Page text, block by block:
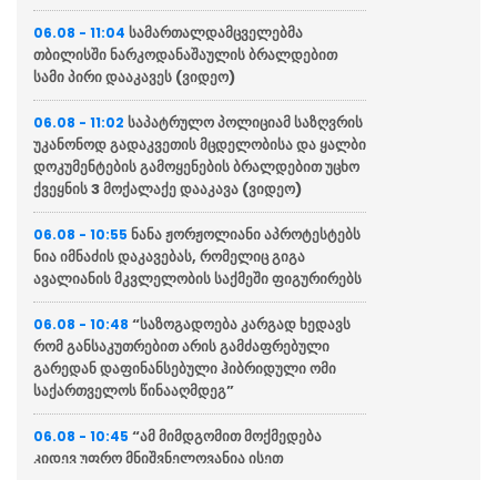
06.08 - 11:04 სამართალდამცველებმა
თბილისში ნარკოდანაშაულის ბრალდებით
სამი პირი დააკავეს (ვიდეო)
06.08 - 11:02 საპატრულო პოლიციამ საზღვრის
უკანონოდ გადაკვეთის მცდელობისა და ყალბი
დოკუმენტების გამოყენების ბრალდებით უცხო
ქვეყნის 3 მოქალაქე დააკავა (ვიდეო)
06.08 - 10:55 ნანა ჟორჟოლიანი აპროტესტებს
ნია იმნაძის დაკავებას, რომელიც გიგა
ავალიანის მკვლელობის საქმეში ფიგურირებს
06.08 - 10:48 “საზოგადოება კარგად ხედავს
რომ განსაკუთრებით არის გამძაფრებული
გარედან დაფინანსებული ჰიბრიდული ომი
საქართველოს წინააღმდეგ”
06.08 - 10:45 “ამ მიმდგომით მოქმედება
კიდევ უფრო მნიშვნელოვანია ისეთ